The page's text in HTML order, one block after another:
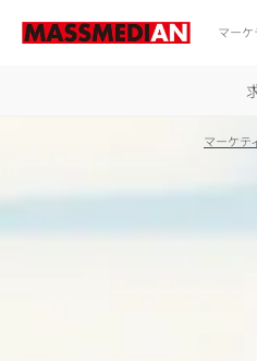
マー
マーケテ